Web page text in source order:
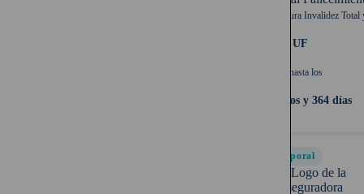
Cobertura Invalidez Total
1.000 UF
Cubre hasta los
64 años y 364 días
Temporal